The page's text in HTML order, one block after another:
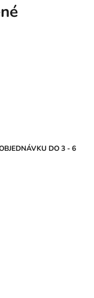
DO 3 - 6